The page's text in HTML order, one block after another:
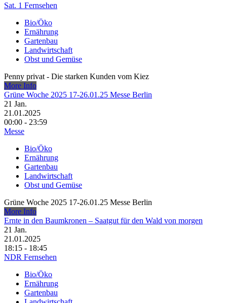
Sat. 1 Fernsehen
Bio/Öko
Ernährung
Gartenbau
Landwirtschaft
Obst und Gemüse
Penny privat - Die starken Kunden vom Kiez
More Info
Grüne Woche 2025 17-26.01.25 Messe Berlin
21 Jan.
21.01.2025
00:00 - 23:59
Messe
Bio/Öko
Ernährung
Gartenbau
Landwirtschaft
Obst und Gemüse
Grüne Woche 2025 17-26.01.25 Messe Berlin
More Info
Ernte in den Baumkronen – Saatgut für den Wald von morgen
21 Jan.
21.01.2025
18:15 - 18:45
NDR Fernsehen
Bio/Öko
Ernährung
Gartenbau